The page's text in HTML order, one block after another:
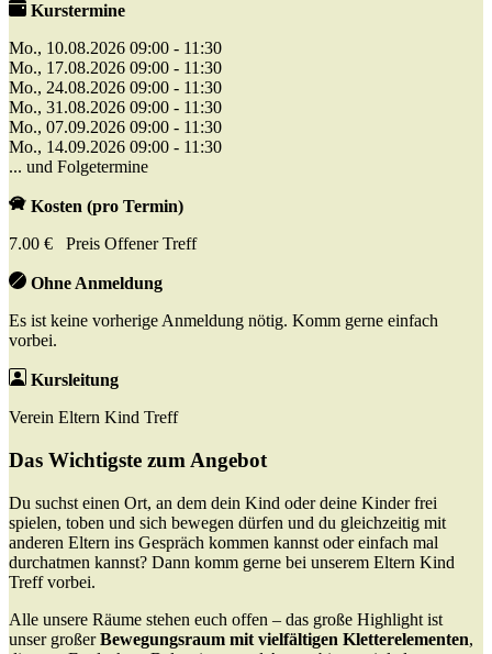
Kurstermine
Mo., 10.08.2026 09:00 - 11:30
Mo., 17.08.2026 09:00 - 11:30
Mo., 24.08.2026 09:00 - 11:30
Mo., 31.08.2026 09:00 - 11:30
Mo., 07.09.2026 09:00 - 11:30
Mo., 14.09.2026 09:00 - 11:30
... und Folgetermine
Kosten (pro Termin)
7.00 € Preis Offener Treff
Ohne Anmeldung
Es ist keine vorherige Anmeldung nötig. Komm gerne einfach
vorbei.
Kursleitung
Verein Eltern Kind Treff
Das Wichtigste zum Angebot
Du suchst einen Ort, an dem dein Kind oder deine Kinder frei
spielen, toben und sich bewegen dürfen und du gleichzeitig mit
anderen Eltern ins Gespräch kommen kannst oder einfach mal
durchatmen kannst? Dann komm gerne bei unserem Eltern Kind
Treff vorbei.
Alle unsere Räume stehen euch offen – das große Highlight ist
unser großerBewegungsraum mit vielfältigen Kletterelementen,